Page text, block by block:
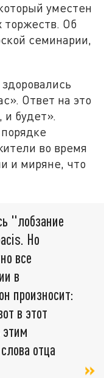
уместен
торжеств. Об
семинарии,
Ответ на это
и будет».
во время
и миряне, что
"лобзание
Но
все
в
произносит:
в этот
отца